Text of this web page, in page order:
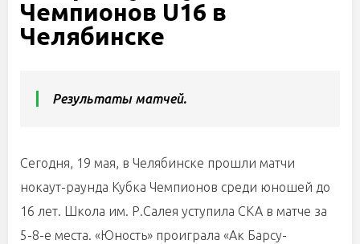
Чемпионов U16 в
Челябинске
Результаты матчей.
Сегодня, 19 мая, в Челябинске прошли матчи
нокаут-раунда Кубка Чемпионов среди юношей до
16 лет. Школа им. Р.Салея уступила СКА в матче за
5-8-е места. «Юность» проиграла «Ак Барсу-